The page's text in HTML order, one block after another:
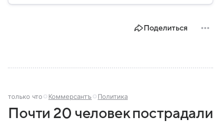
Поделиться
только что Коммерсантъ Политика
Почти 20 человек пострадали